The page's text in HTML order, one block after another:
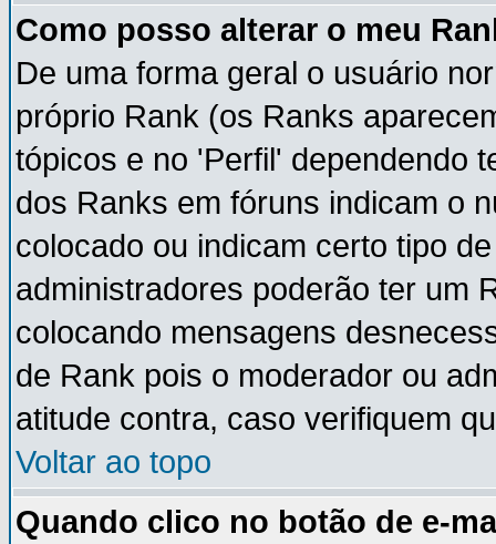
Como posso alterar o meu
De uma forma geral o usuário
próprio Rank (os Ranks
tópicos e no 'Perfil' dependendo
dos Ranks em fóruns indicam o
colocado ou indicam certo tipo
administradores poderão ter um
colocando mensagens
de Rank pois o moderador ou
atitude contra, caso verifiquem
Voltar ao topo
Quando clico no botão de e-